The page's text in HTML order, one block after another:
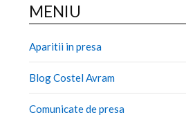
MENIU
Aparitii in presa
Blog Costel Avram
Comunicate de presa